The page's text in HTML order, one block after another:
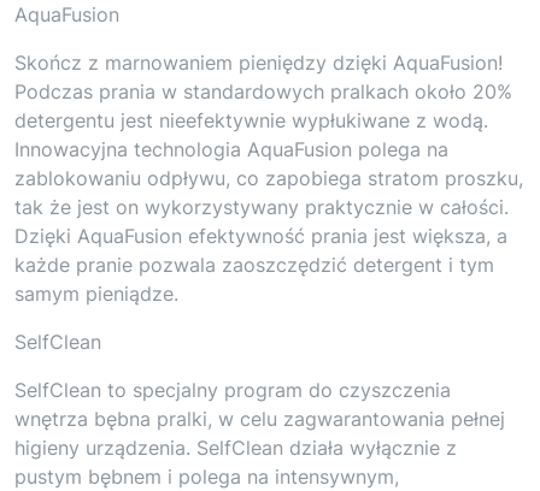
AquaFusion
Skończ z marnowaniem pieniędzy dzięki AquaFusion!
Podczas prania w standardowych pralkach około 20%
detergentu jest nieefektywnie wypłukiwane z wodą.
Innowacyjna technologia AquaFusion polega na
zablokowaniu odpływu, co zapobiega stratom proszku,
tak że jest on wykorzystywany praktycznie w całości.
Dzięki AquaFusion efektywność prania jest większa, a
każde pranie pozwala zaoszczędzić detergent i tym
samym pieniądze.
SelfClean
SelfClean to specjalny program do czyszczenia
wnętrza bębna pralki, w celu zagwarantowania pełnej
higieny urządzenia. SelfClean działa wyłącznie z
pustym bębnem i polega na intensywnym,